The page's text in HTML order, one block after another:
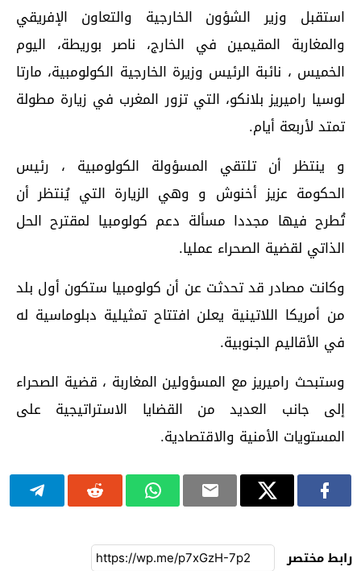
استقبل وزير الشؤون الخارجية والتعاون الإفريقي
والمغاربة المقيمين في الخارج، ناصر بوريطة، اليوم
الخميس ، نائبة الرئيس وزيرة الخارجية الكولومبية، مارتا
لوسيا راميريز بلانكو، التي تزور المغرب في زيارة مطولة
تمتد لأربعة أيام.
و ينتظر أن تلتقي المسؤولة الكولومبية ، رئيس
الحكومة عزيز أخنوش و وهي الزيارة التي يُنتظر أن
تُطرح فيها مجددا مسألة دعم كولومبيا لمقترح الحل
الذاتي لقضية الصحراء عمليا.
وكانت مصادر قد تحدثت عن أن كولومبيا ستكون أول بلد
من أمريكا اللاتينية يعلن افتتاح تمثيلية دبلوماسية له
في الأقاليم الجنوبية.
وستبحث راميريز مع المسؤولين المغاربة ، قضية الصحراء
إلى جانب العديد من القضايا الاستراتيجية على
المستويات الأمنية والاقتصادية.
رابط مختصر